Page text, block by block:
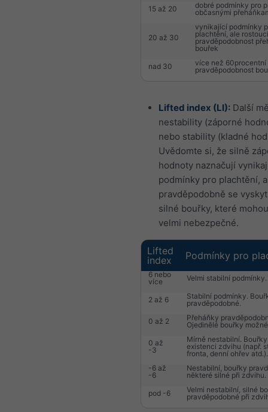
15 až 20
dobré podmínky pro
občasnými
20 až 30
vynikající podmínky
plachtění, ale rostoucí
pravděpodobnost
bouřek
nad 30
více než 60procentní
pravděpodobnost
Lifted index (LI): Další
nestability (záporné
nebo stability (kladné
Uvědomte si, že silně
hodnoty naznačují
podmínky pro plachtění,
pravděpodobně se
silné bouřky, které
velmi nebezpečné.
Lifted
index
Podmínky pro
6 nebo
více
Velmi stabilní podmínky.
2 až 6
Stabilní podmínky.
pravděpodobné.
0 až 2
Přeháňky
Ojedinělé bouřky
0 až
-3
Mírně nestabilní.
existenci zdvihu (např.
fronta, denní ohřev atd.).
-6 až
-6
Nestabilní, bouřky
některé silné při zdvihu.
pod -6
Velmi nestabilní, silné
pravděpodobné při